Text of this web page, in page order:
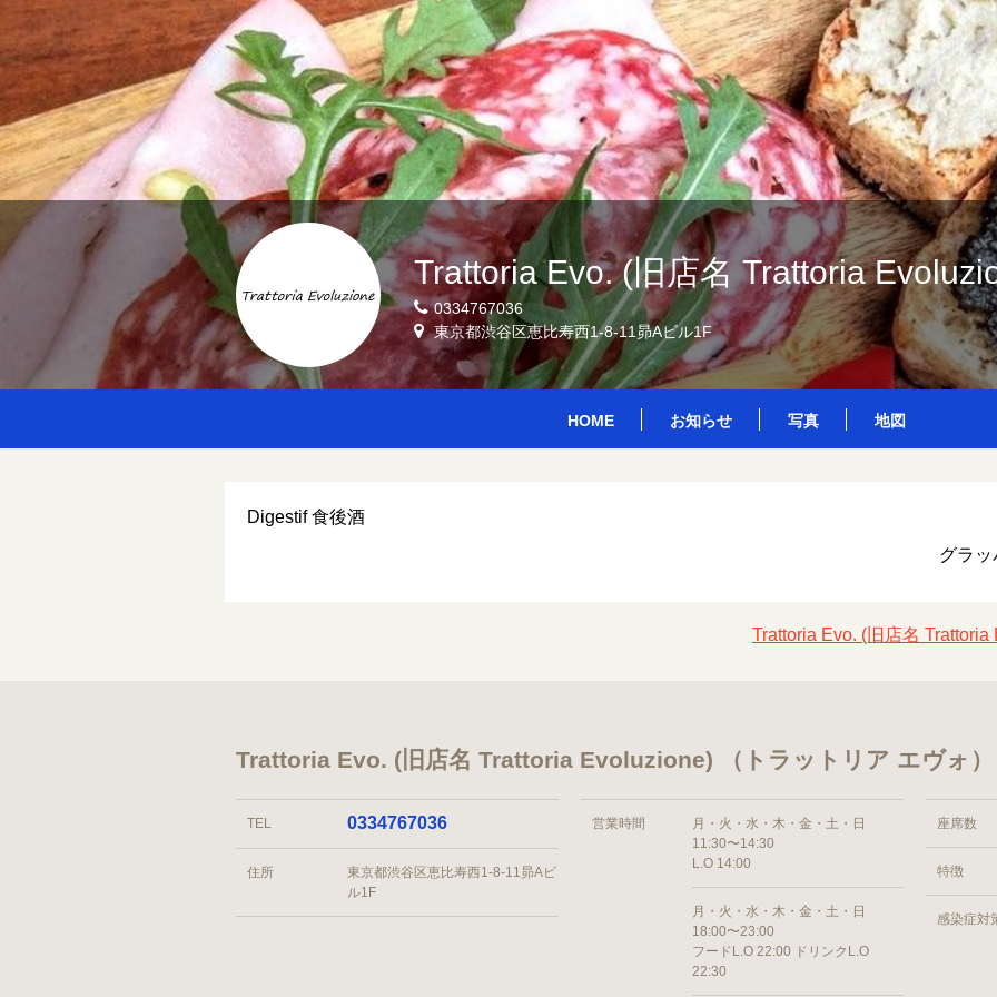
Trattoria Evo. (旧店名 Trattoria
0334767036
東京都渋谷区恵比寿西1-8-11昴Aビル1F
HOME お知らせ 写真 地図
Digestif 食後酒
グラ
Trattoria Evo. (旧店名
Trattoria Evo. (旧店名 Trattoria Evoluzione) （トラットリア エヴォ）
TEL 0334767036
住所
東京都渋谷区恵比寿西1-8-11昴Aビ
ル1F
営業時間
月・火・水・木・金・土・日
11:30〜14:30
L.O 14:00
月・火・水・木・金・土・日
18:00〜23:00
フードL.O 22:00 ドリンクL.O
22:30
座席数
特徴
感染症対